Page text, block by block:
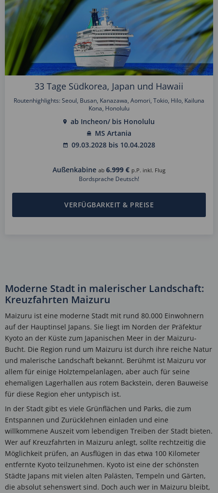
33 Tage Südkorea, Japan und Hawaii
Routenhighlights: Seoul, Busan, Kanazawa, Aomori, Tokio, Hilo, Kailuna
Kona, Honolulu
ab Incheon/ bis Honolulu
MS Artania
09.03.2028 bis 10.04.2028
Außenkabine ab6.999 € p.P. inkl. Flug
Bordsprache Deutsch!
VERFÜGBARKEIT & PREISE
Moderne Stadt in malerischer Landschaft:
Kreuzfahrten Maizuru
Maizuru ist eine moderne Stadt mit rund 80.000 Einwohnern
auf der Hauptinsel Japans. Sie liegt im Norden der Präfektur
Kyoto an der Küste zum Japanischen Meer in der Maizuru-
Bucht. Die Region rund um Maizuru ist durch ihre reiche Natur
und malerische Landschaft bekannt. Berühmt ist Maizuru vor
allem für einige Holztempelanlagen, aber auch für seine
ehemaligen Lagerhallen aus rotem Backstein, deren Bauweise
für diese Region eher untypisch ist.
In der Stadt gibt es viele Grünflächen und Parks, die zum
Entspannen und Zurücklehnen einladen und eine
willkommene Auszeit vom lebendigen Treiben der Stadt bieten.
Wer auf Kreuzfahrten in Maizuru anlegt, sollte rechtzeitig die
Möglichkeit prüfen, an Ausflügen in das etwa 100 Kilometer
entfernte Kyoto teilzunehmen. Kyoto ist eine der schönsten
Städte Japans mit vielen alten Palästen, Tempeln und Gärten,
die absolut sehenswert sind. Doch auch wer in Maizuru bleibt,